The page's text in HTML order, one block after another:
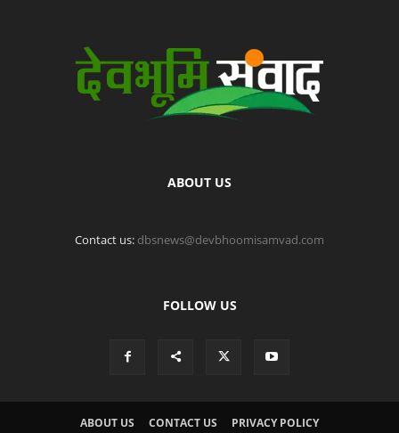
ABOUT US
Contact us: dbsnews@devbhoomisamvad.com
FOLLOW US
ABOUT US CONTACT US PRIVACY POLICY